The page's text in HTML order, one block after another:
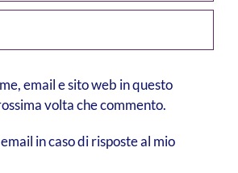
email e sito web in questo
volta che commento.
in caso di risposte al mio